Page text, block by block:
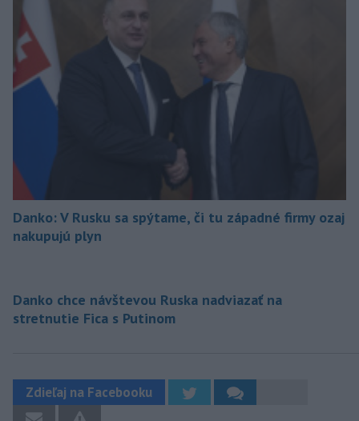
Danko: V Rusku sa spýtame, či tu západné firmy ozaj
nakupujú plyn
Danko chce návštevou Ruska nadviazať na
stretnutie Fica s Putinom
Zdieľaj na Facebooku